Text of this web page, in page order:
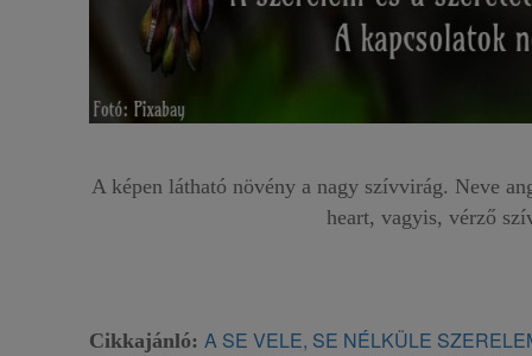
A képen látható növény a nagy szívvirág. Neve
heart, vagyis, vérző
Cikkajánló: A SE VELE, SE NÉLKÜLE